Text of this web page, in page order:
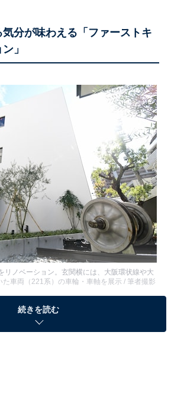
分が味わえる「ファーストキ
」
リノベーション。玄関横には、大阪環状線や大
車両（221系）の車輪・車軸を展示 / 筆者撮影
らビジネスホテル並みの快適度で人
続きを読む